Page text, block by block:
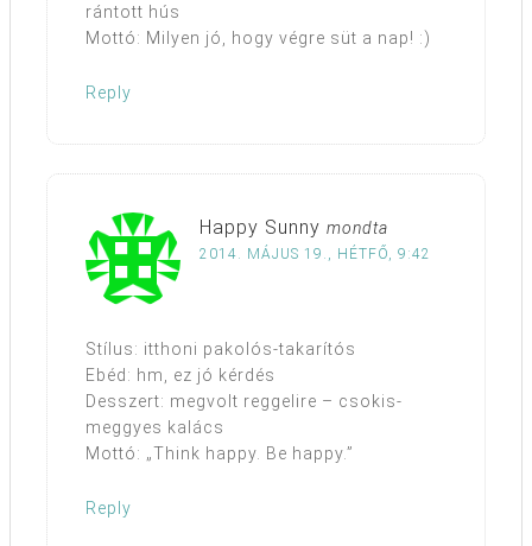
rántott hús
Mottó: Milyen jó, hogy végre süt a nap! :)
Reply
Happy Sunny mondta
2014. MÁJUS 19., HÉTFŐ, 9:42
Stílus: itthoni pakolós-takarítós
Ebéd: hm, ez jó kérdés
Desszert: megvolt reggelire – csokis-
meggyes kalács
Mottó: „Think happy. Be happy.”
Reply